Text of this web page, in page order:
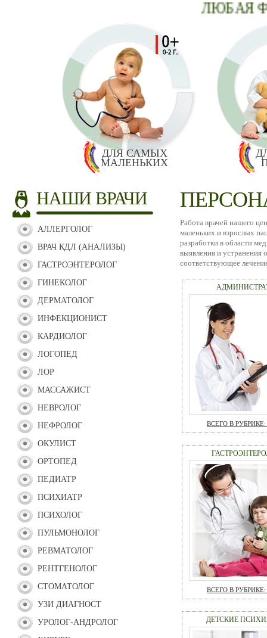
ЛЮБАЯ
ДЛЯ САМЫХ
МАЛЕНЬКИХ
НАШИ ВРАЧИ
АЛЛЕРГОЛОГ
ВРАЧ КДЛ (АНАЛИЗЫ)
ГАСТРОЭНТЕРОЛОГ
ГИНЕКОЛОГ
ДЕРМАТОЛОГ
ИНФЕКЦИОНИСТ
КАРДИОЛОГ
ЛОГОПЕД
ЛОР
МАССАЖИСТ
НЕВРОЛОГ
НЕФРОЛОГ
ОКУЛИСТ
ОРТОПЕД
ПЕДИАТР
ПСИХИАТР
ПСИХОЛОГ
ПУЛЬМОНОЛОГ
РЕВМАТОЛОГ
РЕНТГЕНОЛОГ
СТОМАТОЛОГ
УЗИ ДИАГНОСТ
УРОЛОГ-АНДРОЛОГ
Работа врачей нашего
маленьких и взрослых
разработки в области
выявления и устранения
соответствующее
ВСЕГО В РУБРИКЕ:
ВСЕГО В РУБРИКЕ:
ДЕТСКИЕ